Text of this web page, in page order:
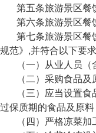
第五条旅游景区餐
第六条旅游景区餐
第七条旅游景区餐
规范》,并符合以下要求
（一）从业人员
（二）采购食品
（三）应当设置
过保质期的食品及原料
（四）严格凉菜